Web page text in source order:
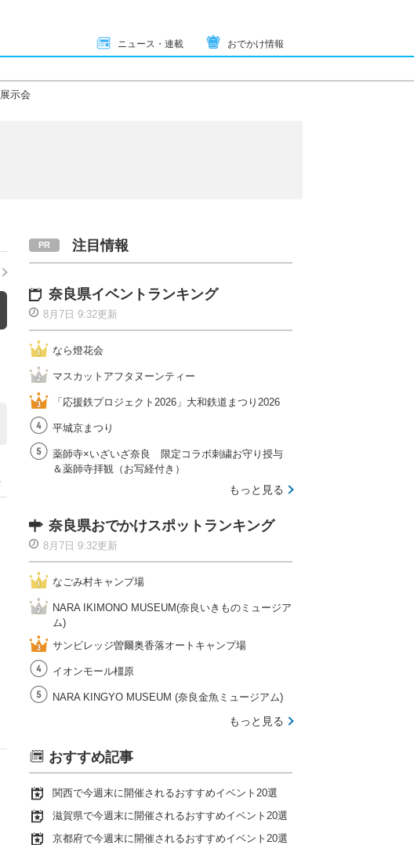
ニュース・連載 おでかけ情報
展示会
注目情報
奈良県イベントランキング
8月7日 9:32更新
なら燈花会
マスカットアフタヌーンティー
「応援鉄プロジェクト2026」大和鉄道まつり2026
平城京まつり
薬師寺×いざいざ奈良 限定コラボ刺繍お守り授与
＆薬師寺拝観（お写経付き）
もっと見る
奈良県おでかけスポットランキング
8月7日 9:32更新
なごみ村キャンプ場
NARA IKIMONO MUSEUM(奈良いきものミュージア
ム)
サンビレッジ曽爾奥香落オートキャンプ場
イオンモール橿原
NARA KINGYO MUSEUM (奈良金魚ミュージアム)
もっと見る
おすすめ記事
関西で今週末に開催されるおすすめイベント20選
滋賀県で今週末に開催されるおすすめイベント20選
京都府で今週末に開催されるおすすめイベント20選